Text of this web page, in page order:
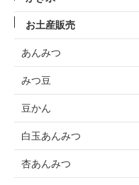
お土産販売
あんみつ
みつ豆
豆かん
白玉あんみつ
杏あんみつ